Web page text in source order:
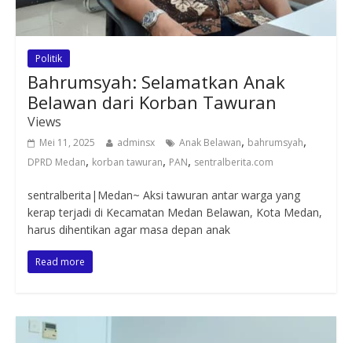
Politik
Bahrumsyah: Selamatkan Anak
Belawan dari Korban Tawuran
Views
Mei 11, 2025 adminsx Anak Belawan, bahrumsyah,
DPRD Medan, korban tawuran, PAN, sentralberita.com
sentralberita|Medan~ Aksi tawuran antar warga yang
kerap terjadi di Kecamatan Medan Belawan, Kota Medan,
harus dihentikan agar masa depan anak
Read more